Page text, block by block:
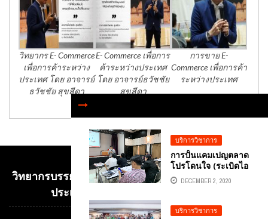
บริการวิชาการ
การปั้นแคมเปญตลาด
โปรโดนใจ (ระเบิดไอ
เดียสร้างคอนเท้นต์
เงินล้าน) อ.ต้นรัก
DECEMBER 2, 2020
บริการวิชาการ
วิทยากร E- Commerce
เพื่อการค้าระหว่าง
ประเทศ โดย อาจารย์
ธวัชชัย สุขสีดา
E- Commerce เพื่อการ
ค้าระหว่างประเทศ
โดย อาจารย์ธวัชชัย
สุขสีดา
การขาย E-
Commerce เพื่อการค้า
ระหว่างประเทศ
วิทยากรบรรยาย E-COMMERCE เพื่อการค้าระหว่าง
ประเทศ อ.ดร.ต้นรัก ธวัชชัย สุขสีดา